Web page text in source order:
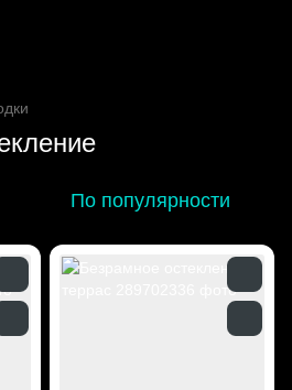
По популярности